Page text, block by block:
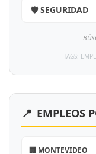
🛡️ SEGURIDAD
TAGS:
📍 EMPLEOS
🏢 MONTEVIDEO